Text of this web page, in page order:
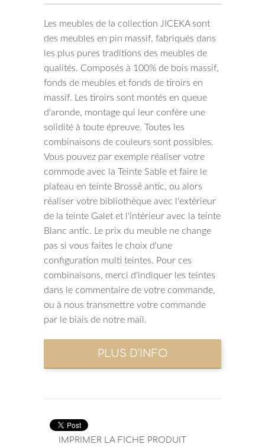
Les meubles de la collection JICEKA sont
des meubles en pin massif, fabriqués dans
les plus pures traditions des meubles de
qualités. Composés à 100% de bois massif,
fonds de meubles et fonds de tiroirs en
massif. Les tiroirs sont montés en queue
d'aronde, montage qui leur confère une
solidité à toute épreuve. Toutes les
combinaisons de couleurs sont possibles.
Vous pouvez par exemple réaliser votre
commode avec la Teinte Sable et faire le
plateau en teinte Brossé antic, ou alors
réaliser votre bibliothèque avec l'extérieur
de la teinte Galet et l'intérieur avec la teinte
Blanc antic. Le prix du meuble ne change
pas si vous faites le choix d'une
configuration multi teintes. Pour ces
combinaisons, merci d'indiquer les teintes
dans le commentaire de votre commande,
ou à nous transmettre votre commande
par le biais de notre mail.
IMPRIMER LA FICHE PRODUIT